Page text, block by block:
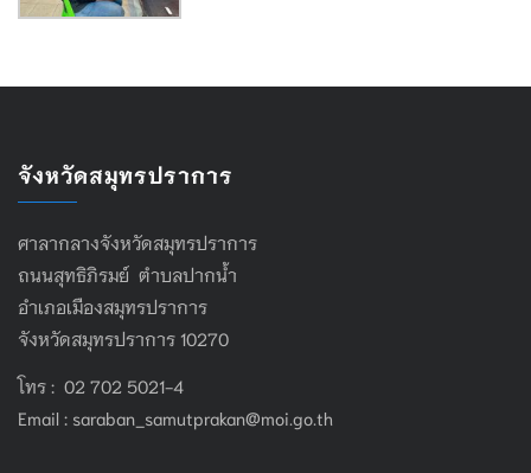
จังหวัดสมุทรปราการ
ศาลากลางจังหวัดสมุทรปราการ
ถนนสุทธิภิรมย์ ตำบลปากน้ำ
อำเภอเมืองสมุทรปราการ
จังหวัดสมุทรปราการ 10270
โทร : 02 702 5021-4
Email : saraban_samutprakan@moi.go.th